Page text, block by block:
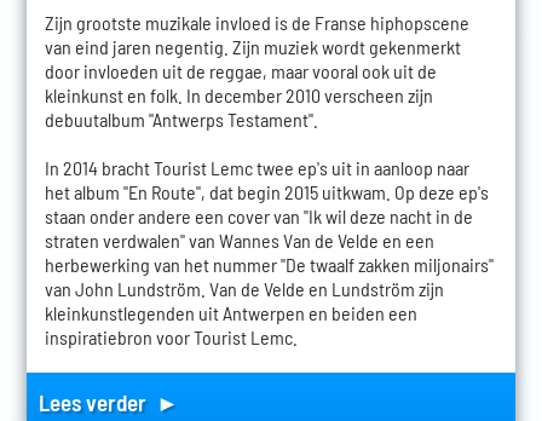
Zijn grootste muzikale invloed is de Franse hiphopscene
van eind jaren negentig. Zijn muziek wordt gekenmerkt
door invloeden uit de reggae, maar vooral ook uit de
kleinkunst en folk. In december 2010 verscheen zijn
debuutalbum "Antwerps Testament".
In 2014 bracht Tourist Lemc twee ep's uit in aanloop naar
het album "En Route", dat begin 2015 uitkwam. Op deze ep's
staan onder andere een cover van "Ik wil deze nacht in de
straten verdwalen" van Wannes Van de Velde en een
herbewerking van het nummer "De twaalf zakken miljonairs"
van John Lundström. Van de Velde en Lundström zijn
kleinkunstlegenden uit Antwerpen en beiden een
inspiratiebron voor Tourist Lemc.
Lees verder ►